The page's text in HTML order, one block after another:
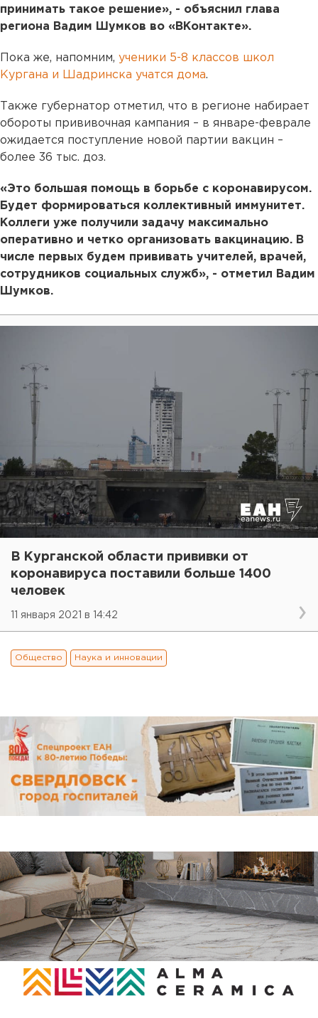
принимать такое решение», - объяснил глава
региона Вадим Шумков во «ВКонтакте».
Пока же, напомним, ученики 5-8 классов школ
Кургана и Шадринска учатся дома.
Также губернатор отметил, что в регионе набирает
обороты прививочная кампания – в январе-феврале
ожидается поступление новой партии вакцин –
более 36 тыс. доз.
«Это большая помощь в борьбе с коронавирусом.
Будет формироваться коллективный иммунитет.
Коллеги уже получили задачу максимально
оперативно и четко организовать вакцинацию. В
числе первых будем прививать учителей, врачей,
сотрудников социальных служб», - отметил Вадим
Шумков.
В Курганской области прививки от
коронавируса поставили больше 1400
человек
11 января 2021 в 14:42
Общество Наука и инновации